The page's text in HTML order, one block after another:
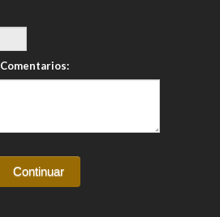
Comentarios: